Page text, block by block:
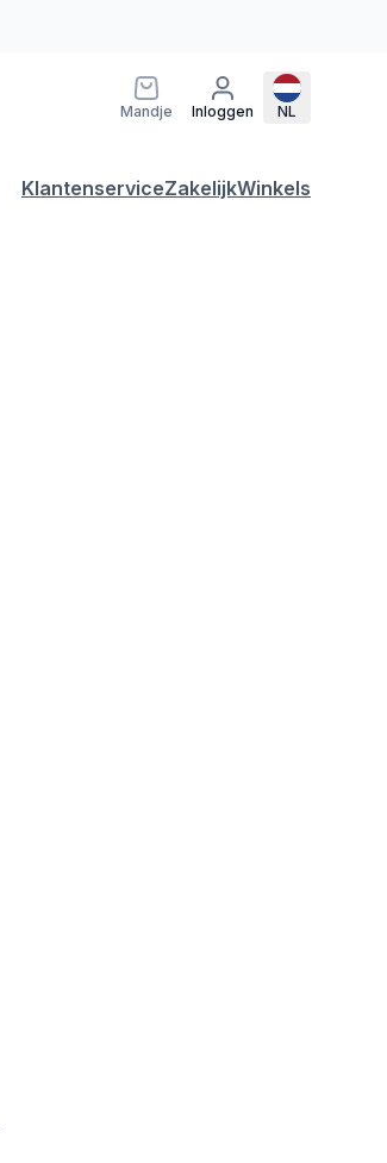
Mandje Inloggen NL
KlantenserviceZakelijkWinkels